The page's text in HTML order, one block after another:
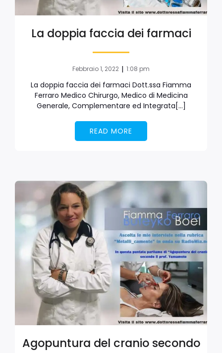
La doppia faccia dei farmaci
Febbraio 1, 2022 | 1:08 pm
La doppia faccia dei farmaci Dott.ssa Fiamma
Ferraro Medico Chirurgo, Medico di Medicina
Generale, Complementare ed Integrata[…]
READ MORE
Agopuntura del cranio secondo